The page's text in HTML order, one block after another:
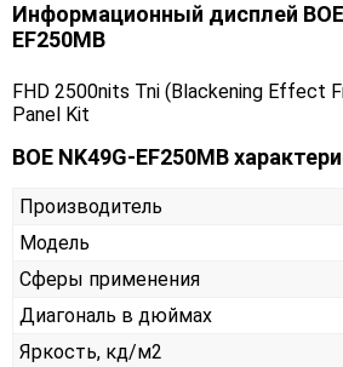
Информационный дисплей BOE
EF250MB
FHD 2500nits Tni (Blackening Effect
Panel Kit
BOE NK49G-EF250MB
Производитель
Модель
Сферы применения
Диагональ в дюймах
Яркость, кд/м2